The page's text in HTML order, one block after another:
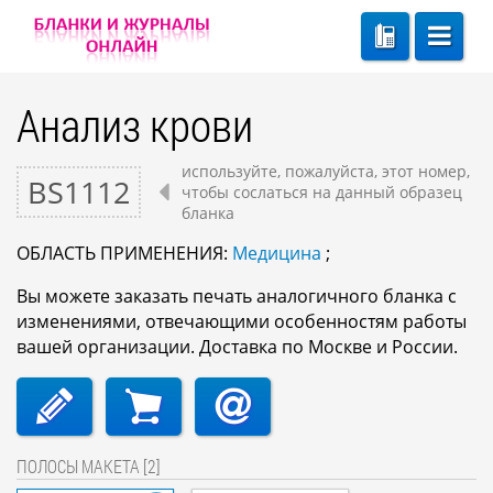
Анализ крови
BS1112
используйте, пожалуйста, этот номер,
чтобы сослаться на данный образец
бланка
ОБЛАСТЬ ПРИМЕНЕНИЯ: Медицина ;
Вы можете заказать печать аналогичного бланка с
изменениями, отвечающими особенностям работы
вашей организации. Доставка по Москве и России.
ПОЛОСЫ МАКЕТА [2]